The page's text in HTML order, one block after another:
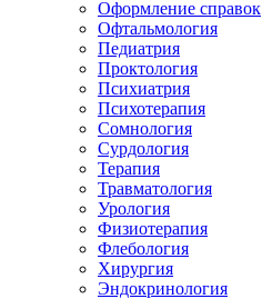
Оформление справок
Офтальмология
Педиатрия
Проктология
Психиатрия
Психотерапия
Сомнология
Сурдология
Терапия
Травматология
Урология
Физиотерапия
Флебология
Хирургия
Эндокринология